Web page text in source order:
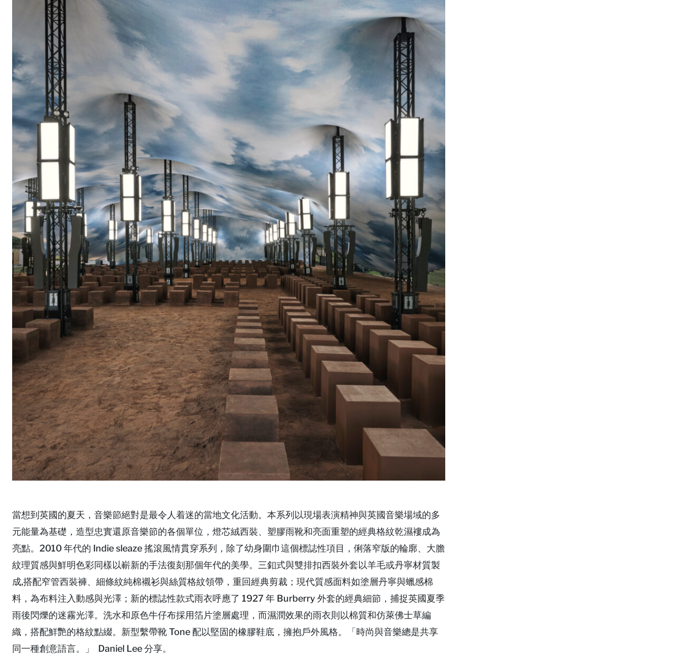
當想到英國的夏天，音樂節絕對是最令人着迷的當地文化活動。本系列以現場表演精神與英國音樂場域的多
元能量為基礎，造型忠實還原音樂節的各個單位，燈芯絨西裝、塑膠雨靴和亮面重塑的經典格紋乾濕褸成為
亮點。2010 年代的 Indie sleaze 搖滾風情貫穿系列，除了幼身圍巾這個標誌性項目，俐落窄版的輪廓、大膽
紋理質感與鮮明色彩同樣以嶄新的手法復刻那個年代的美學。三釦式與雙排扣西裝外套以羊毛或丹寧材質製
成,搭配窄管西裝褲、細條紋純棉襯衫與絲質格紋領帶，重回經典剪裁；現代質感面料如塗層丹寧與蠟感棉
料，為布料注入動感與光澤；新的標誌性款式雨衣呼應了 1927 年 Burberry 外套的經典細節，捕捉英國夏季
雨後閃爍的迷霧光澤。洗水和原色牛仔布採用箔片塗層處理，而濕潤效果的雨衣則以棉質和仿萊佛士草編
織，搭配鮮艷的格紋點綴。新型繫帶靴 Tone 配以堅固的橡膠鞋底，擁抱戶外風格。「時尚與音樂總是共享
同一種創意語言。」 Daniel Lee 分享。